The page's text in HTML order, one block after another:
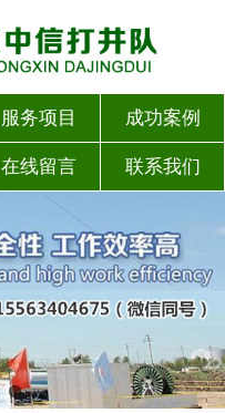
服务项目 成功案例
在线留言 联系我们